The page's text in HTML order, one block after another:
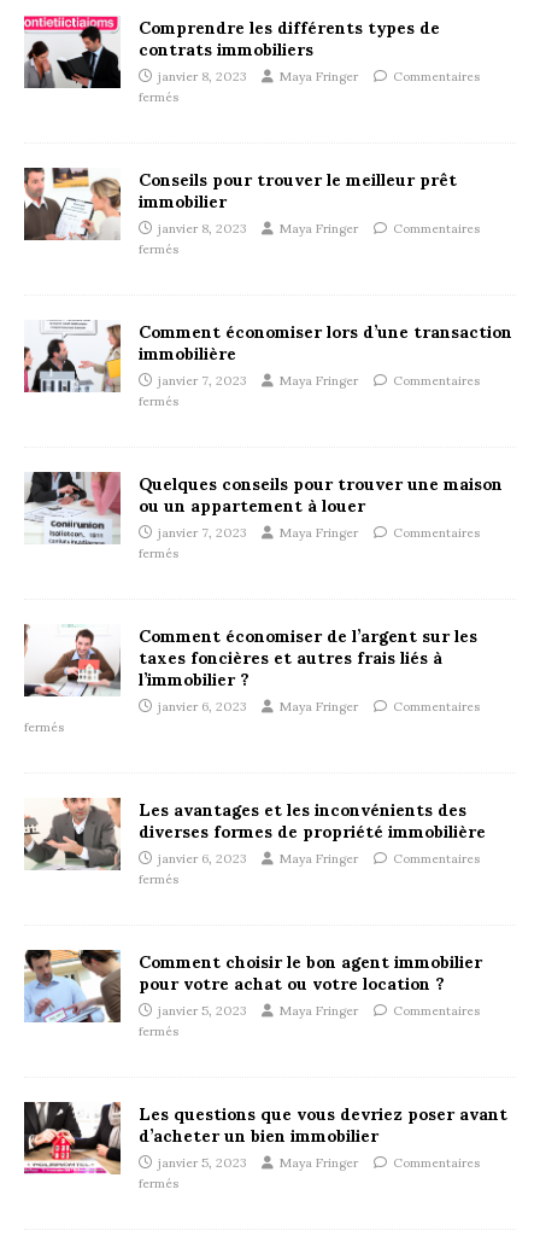
Comprendre les différents types de
contrats immobiliers
janvier 8, 2023 Maya Fringer Commentaires
fermés
Conseils pour trouver le meilleur prêt
immobilier
janvier 8, 2023 Maya Fringer Commentaires
fermés
Comment économiser lors d’une transaction
immobilière
janvier 7, 2023 Maya Fringer Commentaires
fermés
Quelques conseils pour trouver une maison
ou un appartement à louer
janvier 7, 2023 Maya Fringer Commentaires
fermés
Comment économiser de l’argent sur les
taxes foncières et autres frais liés à
l’immobilier ?
janvier 6, 2023 Maya Fringer Commentaires
fermés
Les avantages et les inconvénients des
diverses formes de propriété immobilière
janvier 6, 2023 Maya Fringer Commentaires
fermés
Comment choisir le bon agent immobilier
pour votre achat ou votre location ?
janvier 5, 2023 Maya Fringer Commentaires
fermés
Les questions que vous devriez poser avant
d’acheter un bien immobilier
janvier 5, 2023 Maya Fringer Commentaires
fermés